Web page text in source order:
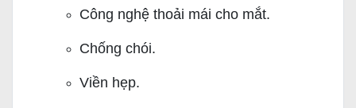
Công nghệ thoải mái cho mắt.
Chống chói.
Viền hẹp.